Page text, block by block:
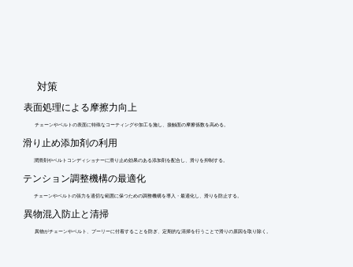
​対策
表面処理による摩擦力向上
チェーンやベルトの表面に特殊なコーティングや加工を施し、接触面の摩擦係数を高める。
滑り止め添加剤の利用
潤滑剤やベルトコンディショナーに滑り止め効果のある添加剤を配合し、滑りを抑制する。
テンション調整機構の最適化
チェーンやベルトの張力を適切な範囲に保つための調整機構を導入・最適化し、滑りを防止する。
異物混入防止と清掃
異物がチェーンやベルト、プーリーに付着することを防ぎ、定期的な清掃を行うことで滑りの原因を取り除く。